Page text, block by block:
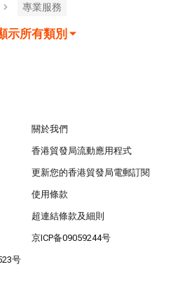
專業服務
示所有類別
關於我們
香港貿發局流動應用程式
更新您的香港貿發局電郵訂閱
使用條款
超連結條款及細則
京ICP备09059244号
号